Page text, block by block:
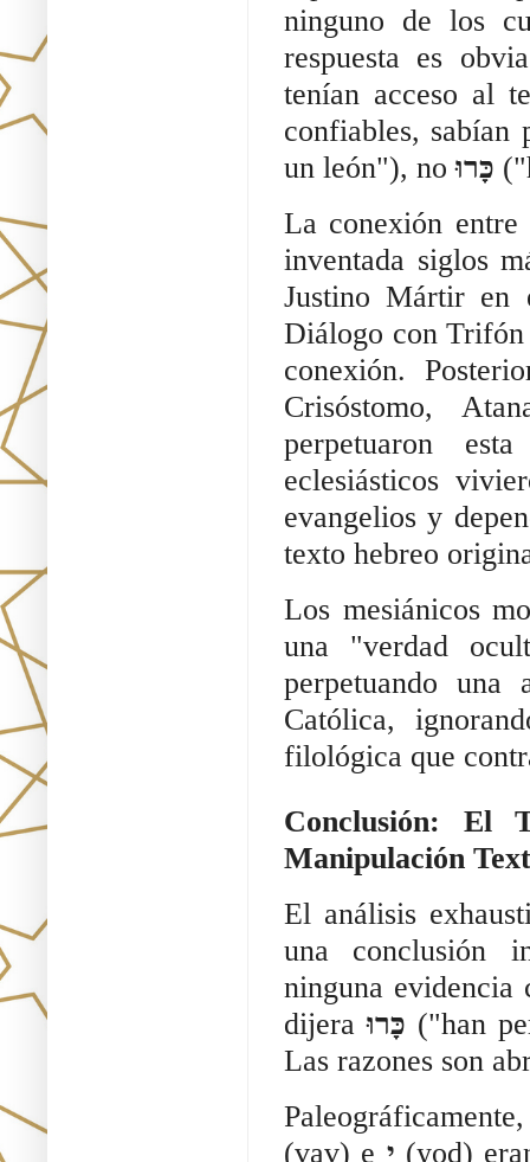
ninguno de los
respuesta es
tenían acceso al
confiables, sabían
un león"), noכָּרוּ
La conexión
inventada siglos
Justino Mártir
Diálogo con Trifón
conexión.
Crisóstomo,
perpetuaron
eclesiásticos
evangelios y
texto hebreo
Los mesiánicos
una "verdad
perpetuando una
Católica,
filológica que
Conclusión: El
Manipulación
El análisis
una conclusión
ninguna evidencia
dijeraכָּרוּ ("han
Las razones son
(vav) e י (yod)